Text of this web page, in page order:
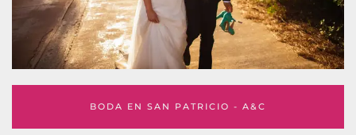
BODA EN SAN PATRICIO - A&C